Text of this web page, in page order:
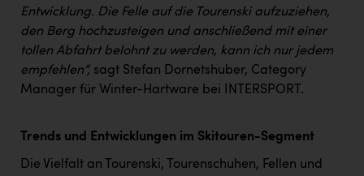
Vorlagenportal
Wir besiegen Krebs
Wirtschaftskammer OÖ
ZULuft - Zukunft Luft Austria
z.l.ö.
Entwicklung. Die Felle auf die Tourenski aufzuziehen,
den Berg hochzusteigen und anschließend mit einer
tollen Abfahrt belohnt zu werden, kann ich nur jedem
empfehlen“, sagt Stefan Dornetshuber, Category
Manager für Winter-Hartware bei INTERSPORT.
Trends und Entwicklungen im Skitouren-Segment
Die Vielfalt an Tourenski, Tourenschuhen, Fellen und